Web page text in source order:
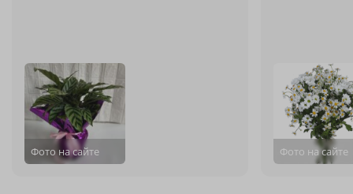
Фото на сайте Фото на сайте